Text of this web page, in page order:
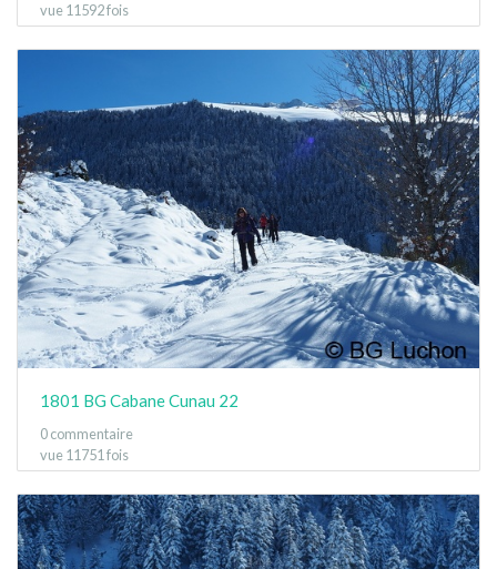
vue 11592 fois
1801 BG Cabane Cunau 22
0 commentaire
vue 11751 fois